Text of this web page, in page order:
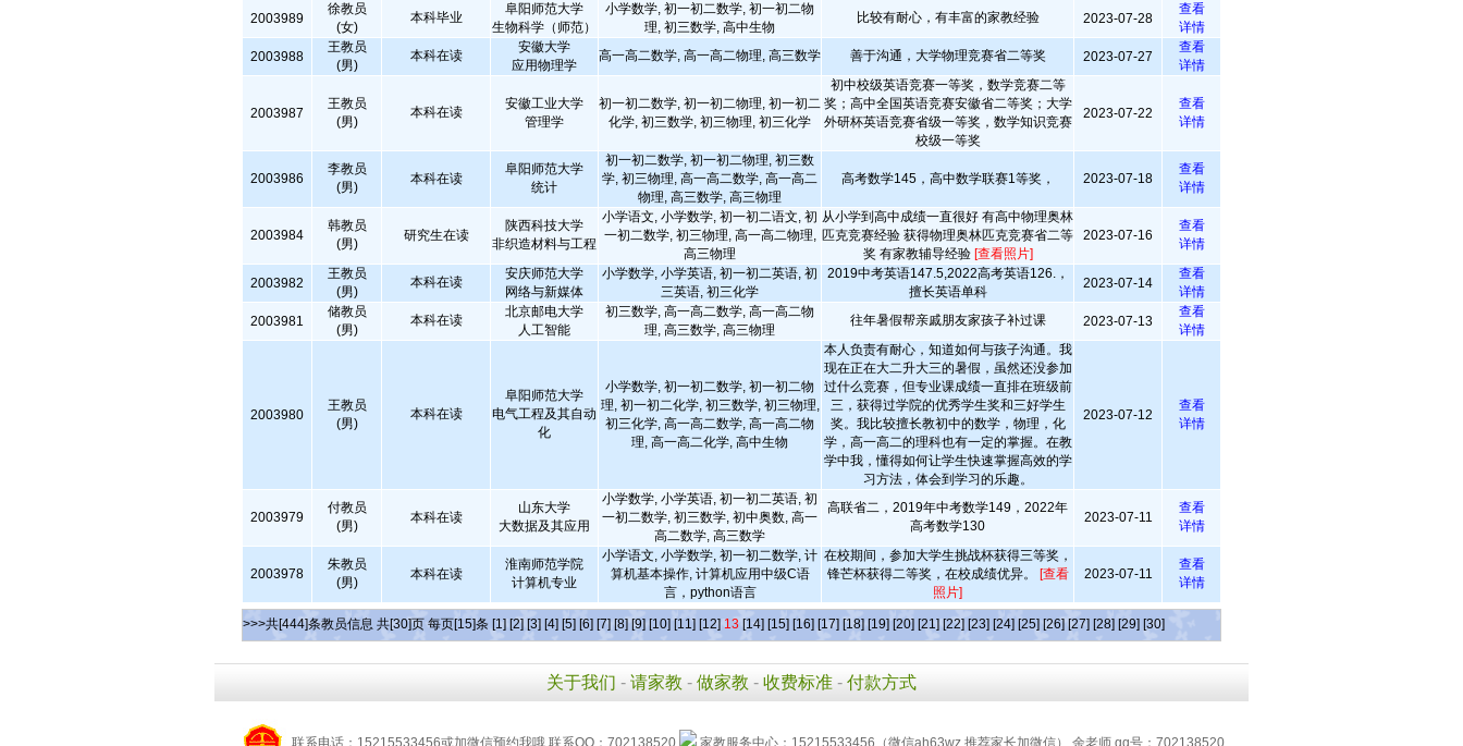
2003989
徐教员
(女)
本科毕业
阜阳师范大学
生物科学（师范）
小学数学, 初一初二数学, 初一初二物
理, 初三数学, 高中生物
比较有耐心，有丰富的家教经验 2023-07-28
查看
详情
2003988
王教员
(男)
本科在读
安徽大学
应用物理学
高一高二数学, 高一高二物理, 高三数学 善于沟通，大学物理竞赛省二等奖 2023-07-27
查看
详情
2003987
王教员
(男)
本科在读
安徽工业大学
管理学
初一初二数学, 初一初二物理, 初一初二
化学, 初三数学, 初三物理, 初三化学
初中校级英语竞赛一等奖，数学竞赛二等
奖；高中全国英语竞赛安徽省二等奖；大学
外研杯英语竞赛省级一等奖，数学知识竞赛
校级一等奖
2023-07-22
查看
详情
2003986
李教员
(男)
本科在读
阜阳师范大学
统计
初一初二数学, 初一初二物理, 初三数
学, 初三物理, 高一高二数学, 高一高二
物理, 高三数学, 高三物理
高考数学145，高中数学联赛1等奖， 2023-07-18
查看
详情
2003984
韩教员
(男)
研究生在读
陕西科技大学
非织造材料与工程
小学语文, 小学数学, 初一初二语文, 初
一初二数学, 初三物理, 高一高二物理,
高三物理
从小学到高中成绩一直很好 有高中物理奥林
匹克竞赛经验 获得物理奥林匹克竞赛省二等
奖 有家教辅导经验 [查看照片]
2023-07-16
查看
详情
2003982
王教员
(男)
本科在读
安庆师范大学
网络与新媒体
小学数学, 小学英语, 初一初二英语, 初
三英语, 初三化学
2019中考英语147.5,2022高考英语126.，
擅长英语单科
2023-07-14
查看
详情
2003981
储教员
(男)
本科在读
北京邮电大学
人工智能
初三数学, 高一高二数学, 高一高二物
理, 高三数学, 高三物理
往年暑假帮亲戚朋友家孩子补过课 2023-07-13
查看
详情
2003980
王教员
(男)
本科在读
阜阳师范大学
电气工程及其自动
化
小学数学, 初一初二数学, 初一初二物
理, 初一初二化学, 初三数学, 初三物理,
初三化学, 高一高二数学, 高一高二物
理, 高一高二化学, 高中生物
本人负责有耐心，知道如何与孩子沟通。我
现在正在大二升大三的暑假，虽然还没参加
过什么竞赛，但专业课成绩一直排在班级前
三，获得过学院的优秀学生奖和三好学生
奖。我比较擅长教初中的数学，物理，化
学，高一高二的理科也有一定的掌握。在教
学中我，懂得如何让学生快速掌握高效的学
习方法，体会到学习的乐趣。
2023-07-12
查看
详情
2003979
付教员
(男)
本科在读
山东大学
大数据及其应用
小学数学, 小学英语, 初一初二英语, 初
一初二数学, 初三数学, 初中奥数, 高一
高二数学, 高三数学
高联省二，2019年中考数学149，2022年
高考数学130
2023-07-11
查看
详情
2003978
朱教员
(男)
本科在读
淮南师范学院
计算机专业
小学语文, 小学数学, 初一初二数学, 计
算机基本操作, 计算机应用中级C语
言，python语言
在校期间，参加大学生挑战杯获得三等奖，
锋芒杯获得二等奖，在校成绩优异。
[查看
照片]
2023-07-11
查看
详情
>>>共[444]条教员信息 共[30]页 每页[15]条 [1] [2] [3] [4] [5] [6] [7] [8] [9] [10] [11] [12] 13 [14] [15] [16] [17] [18] [19] [20] [21] [22] [23] [24] [25] [26] [27] [28] [29] [30]
关于我们 - 请家教 - 做家教 - 收费标准 - 付款方式
联系电话：15215533456或加微信预约我哦 联系QQ：702138520 家教服务中心：15215533456（微信ah63wz 推荐家长加微信） 余老师 qq号：702138520